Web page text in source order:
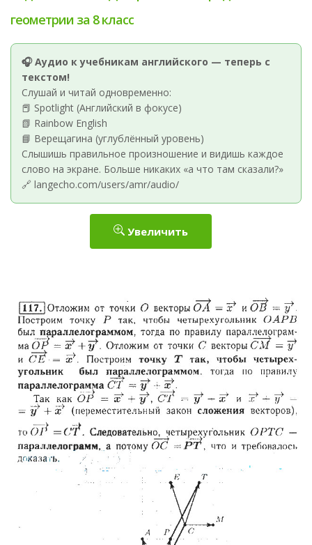
геометрии за 8 класс
🎧 Аудио к учебникам английского — теперь с
текстом!
Слушай и читай одновременно:
📕 Spotlight (Английский в фокусе)
📗 Rainbow English
📘 Верещагина (углублённый уровень)
Слышишь правильное произношение и видишь каждое
слово на экране. Больше никаких «а что там сказали?»
🔗 langecho.com/users/amr/audio/
Увеличить